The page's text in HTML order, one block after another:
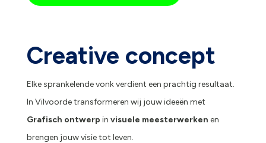
Creative concept
Elke sprankelende vonk verdient een prachtig resultaat.
In Vilvoorde transformeren wij jouw ideeën met
Grafisch ontwerp in visuele meesterwerken en
brengen jouw visie tot leven.